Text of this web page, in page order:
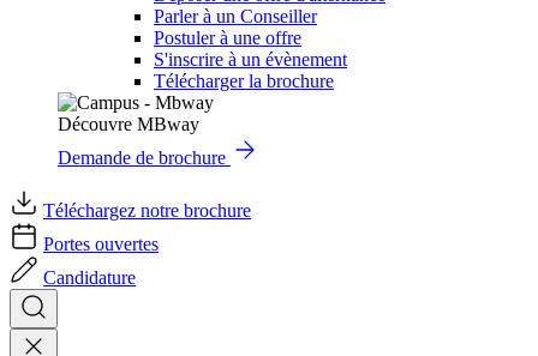
Parler à un Conseiller
Postuler à une offre
S'inscrire à un évènement
Télécharger la brochure
Découvre MBway
Demande de brochure
Téléchargez notre brochure
Portes ouvertes
Candidature